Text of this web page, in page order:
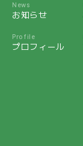
News
お知らせ
Profile
プロフィール